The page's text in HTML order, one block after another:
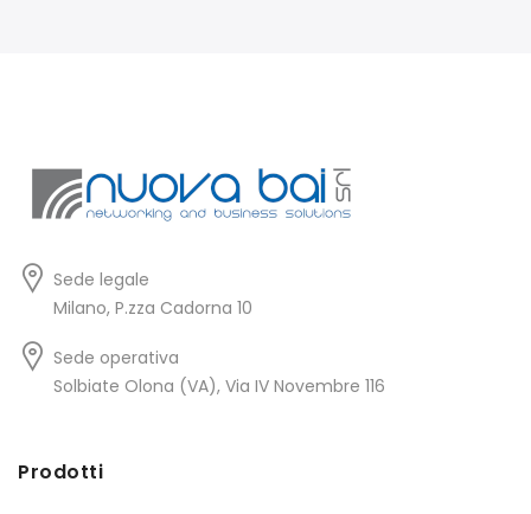
Sede legale
Milano, P.zza Cadorna 10
Sede operativa
Solbiate Olona (VA), Via IV Novembre 116
Prodotti